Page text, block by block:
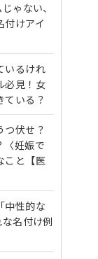
ゃない、
付けアイ
いるけれ
必見！女
ている？
つ伏せ？
〈妊娠で
こと【医
中性的な
名付け例